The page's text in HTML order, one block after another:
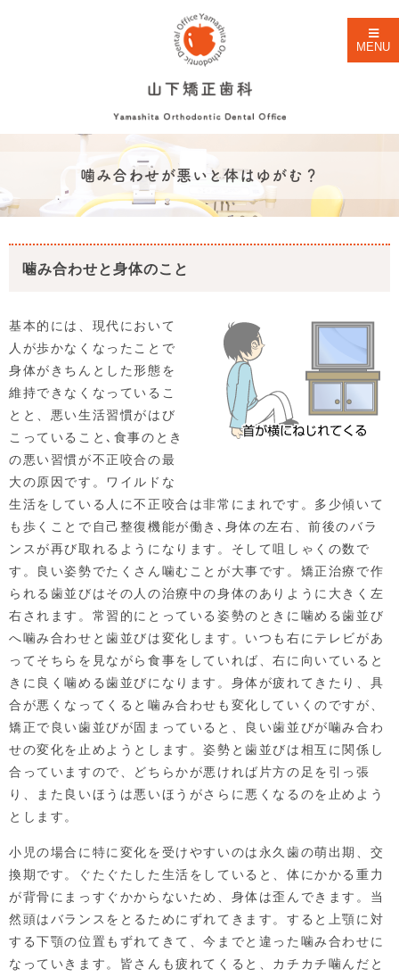
MENU
噛み合わせが悪いと体はゆがむ？
噛み合わせと身体のこと
基本的には、現代において
人が歩かなくなったことで
身体がきちんとした形態を
維持できなくなっているこ
とと、悪い生活習慣がはび
こっていること､食事のとき
の悪い習慣が不正咬合の最
大の原因です。ワイルドな
生活をしている人に不正咬合は非常にまれです。多少傾いて
も歩くことで自己整復機能が働き､身体の左右、前後のバラ
ンスが再び取れるようになります。そして咀しゃくの数で
す。良い姿勢でたくさん噛むことが大事です。矯正治療で作
られる歯並びはその人の治療中の身体のありように大きく左
右されます。常習的にとっている姿勢のときに噛める歯並び
へ噛み合わせと歯並びは変化します。いつも右にテレビがあ
ってそちらを見ながら食事をしていれば、右に向いていると
きに良く噛める歯並びになります。身体が疲れてきたり、具
合が悪くなってくると噛み合わせも変化していくのですが、
矯正で良い歯並びが固まっていると、良い歯並びが噛み合わ
せの変化を止めようとします。姿勢と歯並びは相互に関係し
合っていますので、どちらかが悪ければ片方の足を引っ張
り、また良いほうは悪いほうがさらに悪くなるのを止めよう
とします。
小児の場合に特に変化を受けやすいのは永久歯の萌出期、交
換期です。ぐたぐたした生活をしていると、体にかかる重力
が背骨にまっすぐかからないため、身体は歪んできます。当
然頭はバランスをとるためにずれてきます。すると上顎に対
する下顎の位置もずれてきて、今までと違った噛み合わせに
なっていきます。皆さんも疲れてくると、カチカチ噛んだと